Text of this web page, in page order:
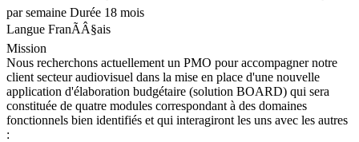
par semaine Durée 18 mois
Langue FranÃÂ§ais
Mission
Nous recherchons actuellement un PMO pour accompagner notre
client secteur audiovisuel dans la mise en place d'une nouvelle
application d'élaboration budgétaire (solution BOARD) qui sera
constituée de quatre modules correspondant à des domaines
fonctionnels bien identifiés et qui interagiront les uns avec les autres
: